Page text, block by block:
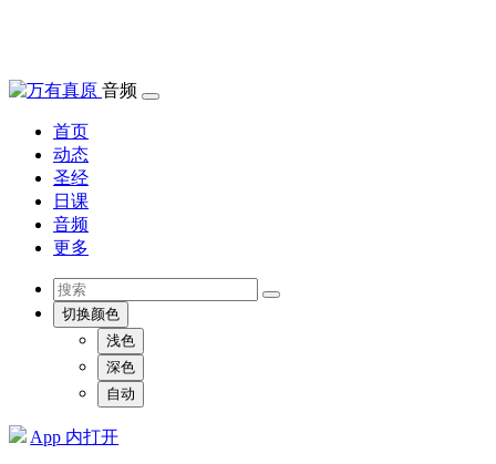
音频
首页
动态
圣经
日课
音频
更多
切换颜色
浅色
深色
自动
App 内打开